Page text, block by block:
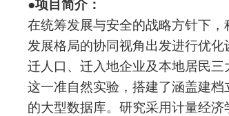
●项目简介：
在统筹发展与安全的战略方针下
发展格局的协同视角出发进行优
迁人口、迁入地企业及本地居民
这一准自然实验，搭建了涵盖建
的大型数据库。研究采用计量经